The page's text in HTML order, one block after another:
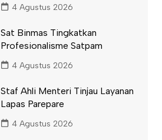
4 Agustus 2026
Sat Binmas Tingkatkan
Profesionalisme Satpam
4 Agustus 2026
Staf Ahli Menteri Tinjau Layanan
Lapas Parepare
4 Agustus 2026